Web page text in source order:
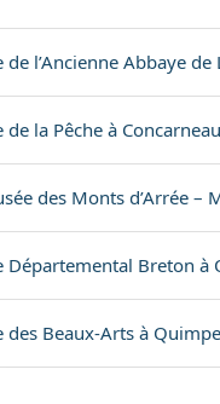
de l’Ancienne Abbaye
de la Pêche à Concarneau
des Monts d’Arrée –
Départemental Breton à
des Beaux-Arts à